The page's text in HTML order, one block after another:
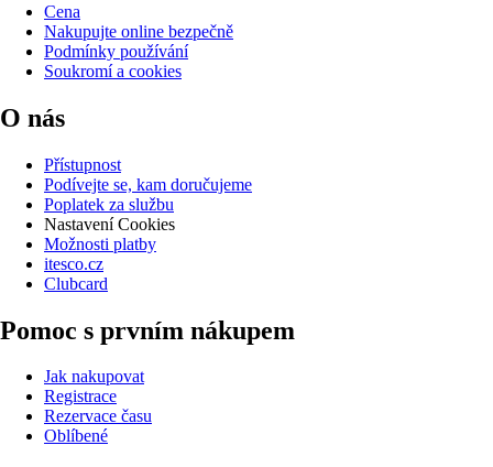
Cena
Nakupujte online bezpečně
Podmínky používání
Soukromí a cookies
O nás
Přístupnost
Podívejte se, kam doručujeme
Poplatek za službu
Nastavení Cookies
Možnosti platby
itesco.cz
Clubcard
Pomoc s prvním nákupem
Jak nakupovat
Registrace
Rezervace času
Oblíbené